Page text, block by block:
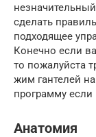
сделать
подходящее
Конечно если
то пожалуйста
жим гантелей
программу
Анатомия